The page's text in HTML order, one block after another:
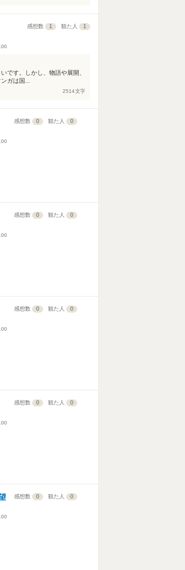
感想数 1 観た人 1
です。しかし、物語や展開、
ガは国...
2514文字
感想数 0 観た人 0
感想数 0 観た人 0
感想数 0 観た人 0
感想数 0 観た人 0
感想数 0 観た人 0